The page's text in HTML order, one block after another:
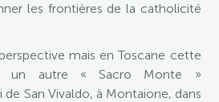
les frontières de la catholicité
mais en Toscane cette
un autre « Sacro Monte »
San Vivaldo, à Montaione, dans